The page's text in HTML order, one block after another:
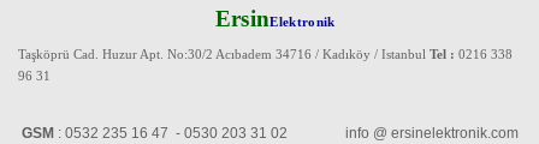
ErsinElektronik
Taşköprü Cad. Huzur Apt. No:30/2 Acıbadem 34716 / Kadıköy / Istanbul Tel : 0216 338
96 31
GSM : 0532 235 16 47 - 0530 203 31 02 info @ ersinelektronik.com